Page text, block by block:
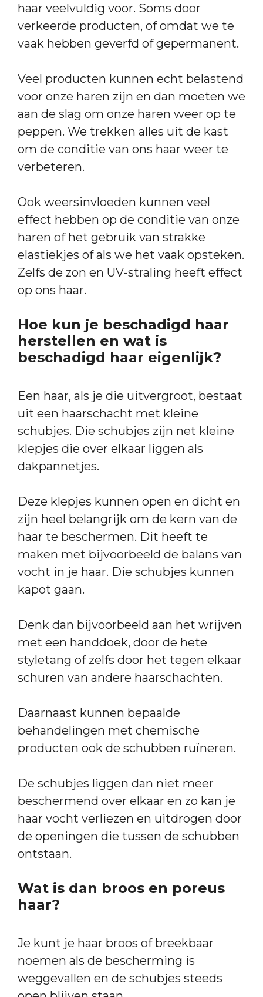
haar veelvuldig voor. Soms door
verkeerde producten, of omdat we te
vaak hebben geverfd of gepermanent.
Veel producten kunnen echt belastend
voor onze haren zijn en dan moeten we
aan de slag om onze haren weer op te
peppen. We trekken alles uit de kast
om de conditie van ons haar weer te
verbeteren.
Ook weersinvloeden kunnen veel
effect hebben op de conditie van onze
haren of het gebruik van strakke
elastiekjes of als we het vaak opsteken.
Zelfs de zon en UV-straling heeft effect
op ons haar.
Hoe kun je beschadigd haar
herstellen en wat is
beschadigd haar eigenlijk?
Een haar, als je die uitvergroot, bestaat
uit een haarschacht met kleine
schubjes. Die schubjes zijn net kleine
klepjes die over elkaar liggen als
dakpannetjes.
Deze klepjes kunnen open en dicht en
zijn heel belangrijk om de kern van de
haar te beschermen. Dit heeft te
maken met bijvoorbeeld de balans van
vocht in je haar. Die schubjes kunnen
kapot gaan.
Denk dan bijvoorbeeld aan het wrijven
met een handdoek, door de hete
styletang of zelfs door het tegen elkaar
schuren van andere haarschachten.
Daarnaast kunnen bepaalde
behandelingen met chemische
producten ook de schubben ruïneren.
De schubjes liggen dan niet meer
beschermend over elkaar en zo kan je
haar vocht verliezen en uitdrogen door
de openingen die tussen de schubben
ontstaan.
Wat is dan broos en poreus
haar?
Je kunt je haar broos of breekbaar
noemen als de bescherming is
weggevallen en de schubjes steeds